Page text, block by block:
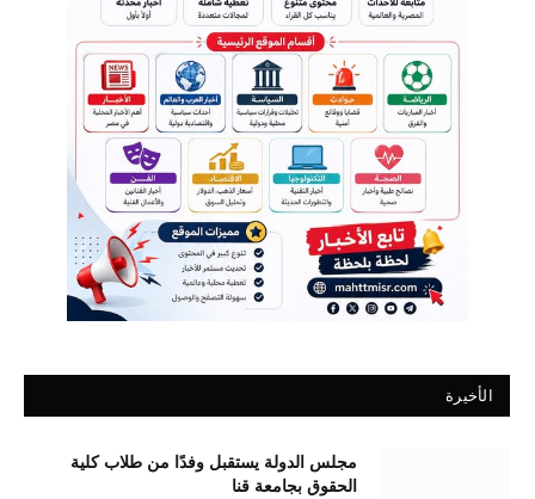
الأخيرة
مجلس الدولة يستقبل وفدًا من طلاب كلية
الحقوق بجامعة قنا